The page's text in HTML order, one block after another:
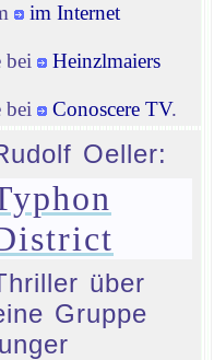
im Internet
bei
Heinzlmaiers
bei
Conoscere TV.
Oeller:
über
Gruppe